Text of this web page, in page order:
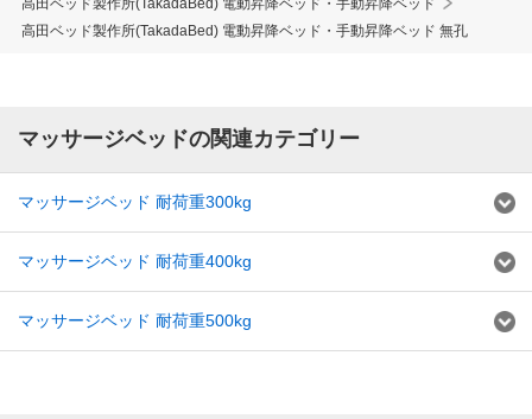
高田ベッド製作所(TakadaBed) 電動昇降ベッド・手動昇降ベッド
高田ベッド製作所(TakadaBed) 電動昇降ベッド・手動昇降ベッド 無孔
マッサージベッドの関連カテゴリー
マッサージベッド 耐荷重300kg
マッサージベッド 耐荷重400kg
マッサージベッド 耐荷重500kg